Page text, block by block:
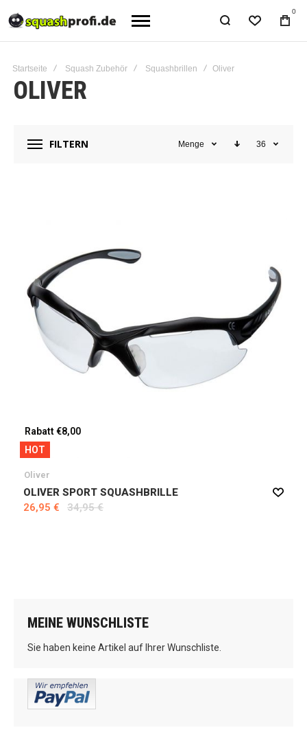
0
Startseite Squash Zubehör Squashbrillen Oliver
OLIVER
FILTERN Menge 36
Rabatt €8,00
HOT
Oliver
OLIVER SPORT SQUASHBRILLE
26,95 €
34,95 €
MEINE WUNSCHLISTE
Sie haben keine Artikel auf Ihrer Wunschliste.